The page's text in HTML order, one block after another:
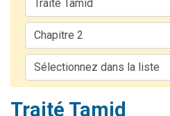
Il reste 49
Eva vient de
Traité Tamid